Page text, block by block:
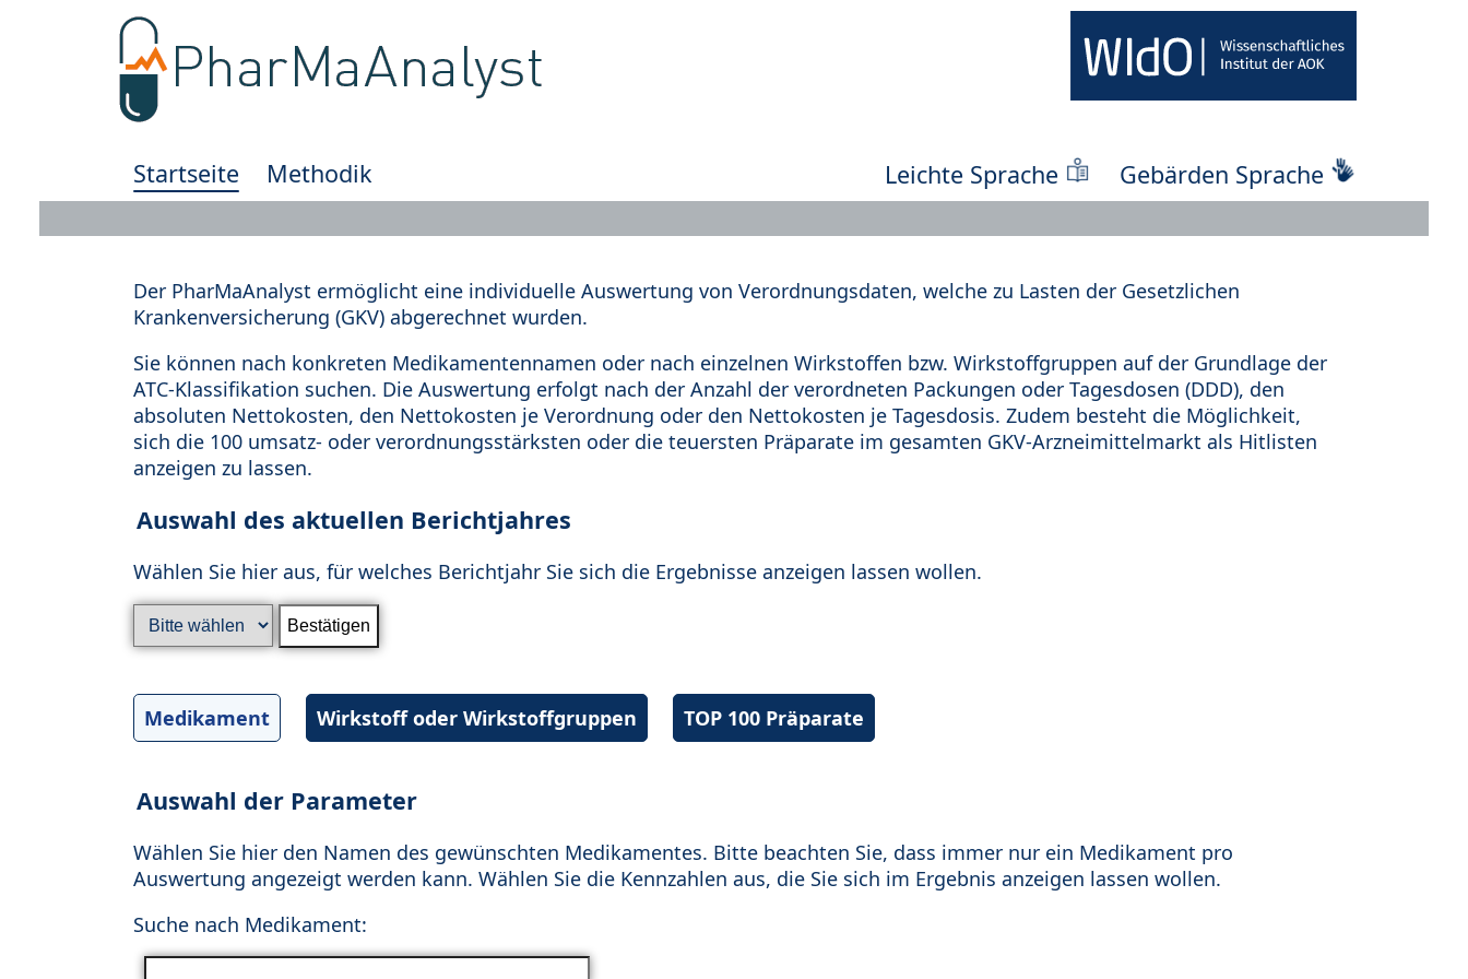
Startseite Methodik Leichte Sprache Gebärden Sprache
Der PharMaAnalyst ermöglicht eine individuelle Auswertung von Verordnungsdaten, welche zu Lasten der Gesetzlichen
Krankenversicherung (GKV) abgerechnet wurden.
Sie können nach konkreten Medikamentennamen oder nach einzelnen Wirkstoffen bzw. Wirkstoffgruppen auf der Grundlage der
ATC-Klassifikation suchen. Die Auswertung erfolgt nach der Anzahl der verordneten Packungen oder Tagesdosen (DDD), den
absoluten Nettokosten, den Nettokosten je Verordnung oder den Nettokosten je Tagesdosis. Zudem besteht die Möglichkeit,
sich die 100 umsatz- oder verordnungsstärksten oder die teuersten Präparate im gesamten GKV-Arzneimittelmarkt als Hitlisten
anzeigen zu lassen.
Auswahl des aktuellen Berichtjahres
Wählen Sie hier aus, für welches Berichtjahr Sie sich die Ergebnisse anzeigen lassen wollen.
Medikament Wirkstoff oder Wirkstoffgruppen TOP 100 Präparate
Auswahl der Parameter
Wählen Sie hier den Namen des gewünschten Medikamentes. Bitte beachten Sie, dass immer nur ein Medikament pro
Auswertung angezeigt werden kann. Wählen Sie die Kennzahlen aus, die Sie sich im Ergebnis anzeigen lassen wollen.
Suche nach Medikament: